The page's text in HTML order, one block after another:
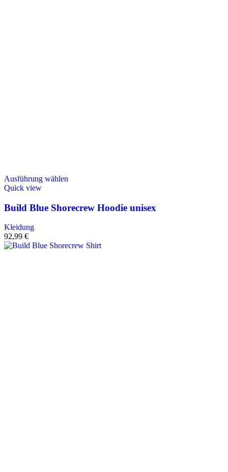
Ausführung wählen
Quick view
Build Blue Shorecrew Hoodie unisex
Kleidung
92,99 €